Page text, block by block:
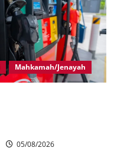
Mahkamah/Jenayah
05/08/2026